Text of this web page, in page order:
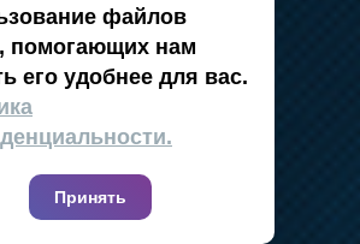
в отношении обработки
персональных данных
публичная оферта
карта сайта
— 2026 @ Компания Vincci
файлов
помогающих нам
его удобнее для вас.
Принять